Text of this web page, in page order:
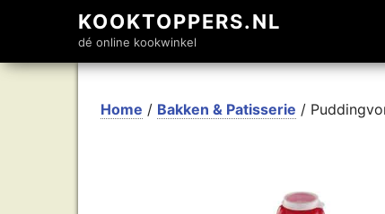
KOOKTOPPERS.NL
dé online kookwinkel
Home / Bakken & Patisserie /